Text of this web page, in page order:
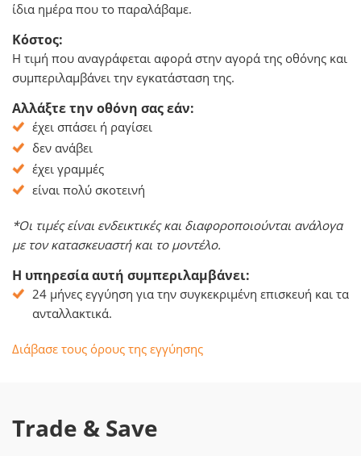
ίδια ημέρα που το παραλάβαμε.
Κόστος:
Η τιμή που αναγράφεται αφορά στην αγορά της οθόνης και
συμπεριλαμβάνει την εγκατάσταση της.
Αλλάξτε την οθόνη σας εάν:
έχει σπάσει ή ραγίσει
δεν ανάβει
έχει γραμμές
είναι πολύ σκοτεινή
*Οι τιμές είναι ενδεικτικές και διαφοροποιούνται ανάλογα
με τον κατασκευαστή και το μοντέλο.
Η υπηρεσία αυτή συμπεριλαμβάνει:
24 μήνες εγγύηση για την συγκεκριμένη επισκευή και τα
ανταλλακτικά.
Διάβασε τους όρους της εγγύησης
Trade & Save